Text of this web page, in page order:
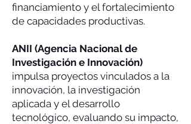
financiamiento y el fortalecimiento
de capacidades productivas.
ANII (Agencia Nacional de
Investigación e Innovación)
impulsa proyectos vinculados a la
innovación, la investigación
aplicada y el desarrollo
tecnológico, evaluando su impacto,